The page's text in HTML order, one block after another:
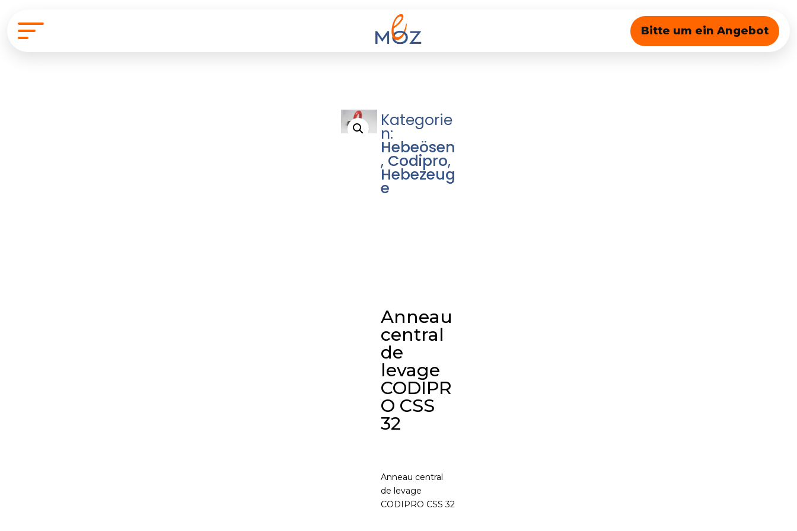
Bitte um ein Angebot
Kategorie
n:
Hebeösen
, Codipro,
Hebezeug
e
Anneau
central
de
levage
CODIPR
O CSS
32
Anneau central
de levage
CODIPRO CSS 32